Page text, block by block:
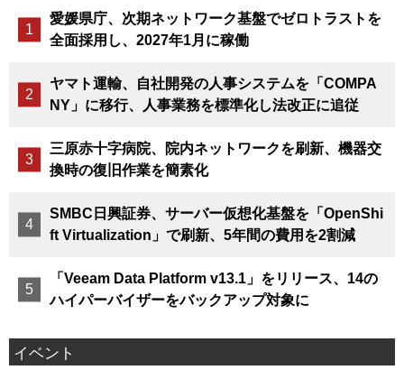
愛媛県庁、次期ネットワーク基盤でゼロトラストを
全面採用し、2027年1月に稼働
ヤマト運輸、自社開発の人事システムを「COMPA
NY」に移行、人事業務を標準化し法改正に追従
三原赤十字病院、院内ネットワークを刷新、機器交
換時の復旧作業を簡素化
SMBC日興証券、サーバー仮想化基盤を「OpenShi
ft Virtualization」で刷新、5年間の費用を2割減
「Veeam Data Platform v13.1」をリリース、14の
ハイパーバイザーをバックアップ対象に
イベント